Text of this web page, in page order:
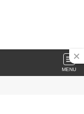
MENU